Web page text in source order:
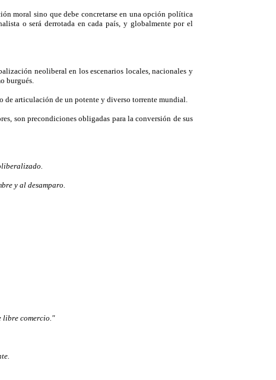
moral sino que debe concretarse en una opción política
o será derrotada en cada país, y globalmente por el
neoliberal en los escenarios locales, nacionales y
burgués.
de articulación de un potente y diverso torrente mundial.
son precondiciones obligadas para la conversión de sus
y al desamparo.
libre comercio."